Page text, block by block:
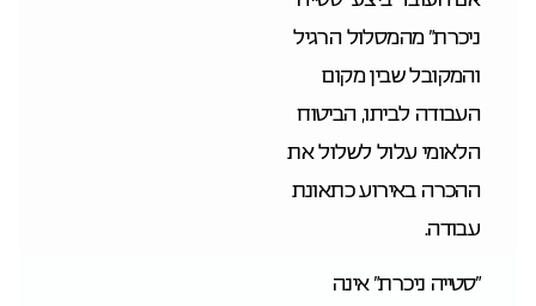
ניכרת” מהמסלול הרגיל
והמקובל שבין מקום
העבודה לביתו, הביטוח
הלאומי עלול לשלול את
ההכרה באירוע כתאונת
עבודה.
“סטייה ניכרת” אינה